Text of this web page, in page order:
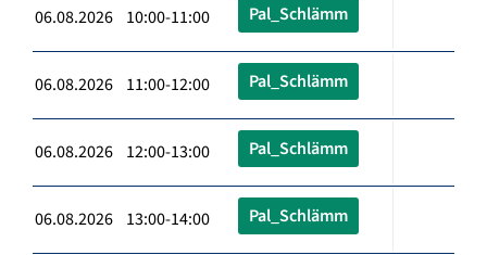
06.08.2026 10:00-11:00 Pal_Schlämm
06.08.2026 11:00-12:00 Pal_Schlämm
06.08.2026 12:00-13:00 Pal_Schlämm
06.08.2026 13:00-14:00 Pal_Schlämm